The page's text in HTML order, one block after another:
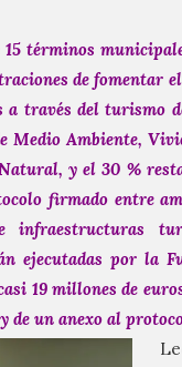
15 términos
de fomentar
a través del turismo
Medio Ambiente,
y el 30 %
firmado entre
infraestructuras
ejecutadas por la
19 millones de
de un anexo al